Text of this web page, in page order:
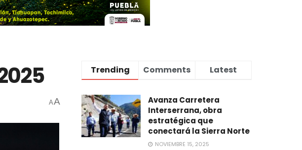
AA
Trending Comments Latest
Avanza Carretera
Interserrana, obra
estratégica que
conectará la Sierra Norte
NOVIEMBRE 15, 2025